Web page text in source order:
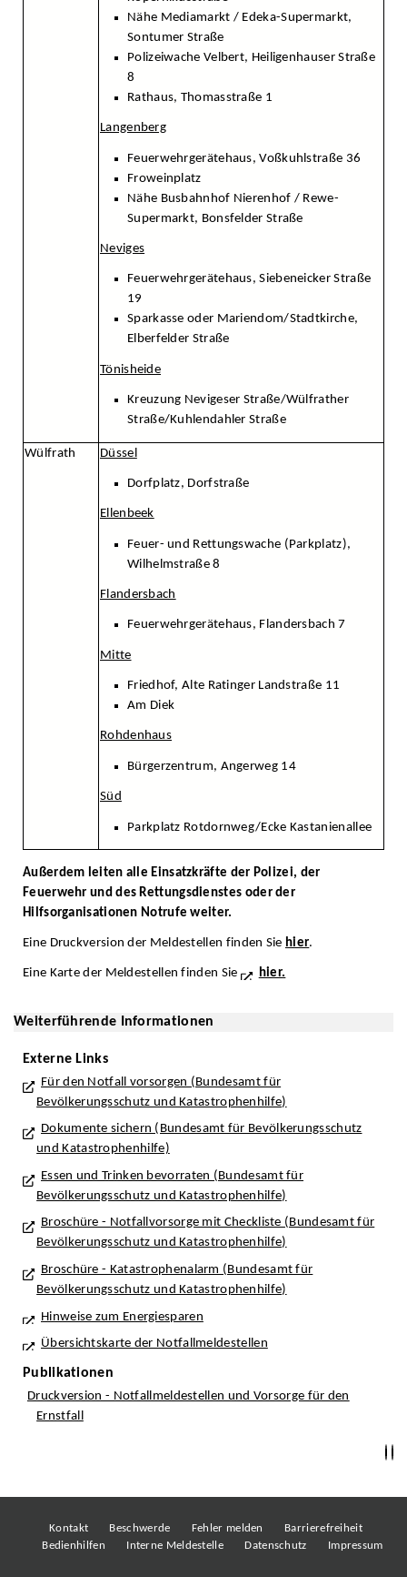
Nähe Mediamarkt / Edeka-Supermarkt,
Sontumer Straße
Polizeiwache Velbert, Heiligenhauser Straße
8
Rathaus, Thomasstraße 1
Langenberg
Feuerwehrgerätehaus, Voßkuhlstraße 36
Froweinplatz
Nähe Busbahnhof Nierenhof / Rewe-
Supermarkt, Bonsfelder Straße
Neviges
Feuerwehrgerätehaus, Siebeneicker Straße
19
Sparkasse oder Mariendom/Stadtkirche,
Elberfelder Straße
Tönisheide
Kreuzung Nevigeser Straße/Wülfrather
Straße/Kuhlendahler Straße
Wülfrath Düssel
Dorfplatz, Dorfstraße
Ellenbeek
Feuer- und Rettungswache (Parkplatz),
Wilhelmstraße 8
Flandersbach
Feuerwehrgerätehaus, Flandersbach 7
Mitte
Friedhof, Alte Ratinger Landstraße 11
Am Diek
Rohdenhaus
Bürgerzentrum, Angerweg 14
Süd
Parkplatz Rotdornweg/Ecke Kastanienallee
Außerdem leiten alle Einsatzkräfte der Polizei, der
Feuerwehr und des Rettungsdienstes oder der
Hilfsorganisationen Notrufe weiter.
Eine Druckversion der Meldestellen finden Sie hier.
Eine Karte der Meldestellen finden Sie hier.
Weiterführende Informationen
Externe Links
Für den Notfall vorsorgen (Bundesamt für
Bevölkerungsschutz und Katastrophenhilfe)
Dokumente sichern (Bundesamt für Bevölkerungsschutz
und Katastrophenhilfe)
Essen und Trinken bevorraten (Bundesamt für
Bevölkerungsschutz und Katastrophenhilfe)
Broschüre - Notfallvorsorge mit Checkliste (Bundesamt für
Bevölkerungsschutz und Katastrophenhilfe)
Broschüre - Katastrophenalarm (Bundesamt für
Bevölkerungsschutz und Katastrophenhilfe)
Hinweise zum Energiesparen
Übersichtskarte der Notfallmeldestellen
Publikationen
Druckversion - Notfallmeldestellen und Vorsorge für den
Ernstfall
Kontakt Beschwerde Fehler melden
Barrierefreiheit
Bedienhilfen
Interne Meldestelle Datenschutz Impressum